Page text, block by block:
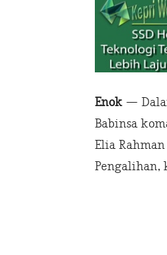
Enok —
Babinsa
Elia
Pengalihan,